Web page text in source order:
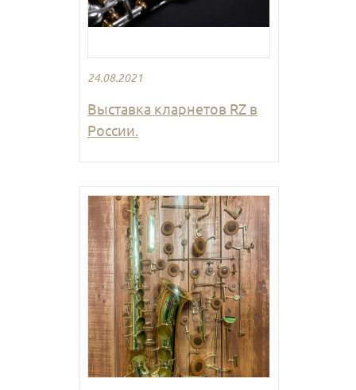
24.08.2021
Выставка кларнетов RZ в
России.